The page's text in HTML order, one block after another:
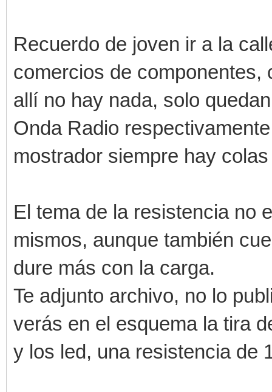
Recuerdo de joven ir a la
comercios de componentes,
allí no hay nada, solo
Onda Radio
mostrador siempre hay
El tema de la resistencia no
mismos, aunque también
dure más con la carga.
Te adjunto archivo, no lo
verás en el esquema la tira
y los led, una resistencia de